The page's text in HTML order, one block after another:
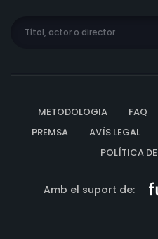
METODOLOGIA FAQ
PREMSA
AVÍS LEGAL
POLÍTICA
Amb el suport de: